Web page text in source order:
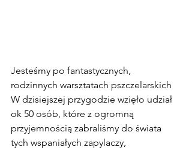
Jesteśmy po fantastycznych,
rodzinnych warsztatach pszczelarskich
W dzisiejszej przygodzie wzięło udział
ok 50 osób, które z ogromną
przyjemnością zabraliśmy do świata
tych wspaniałych zapylaczy,